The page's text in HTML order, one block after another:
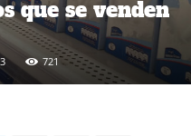
que se venden
721